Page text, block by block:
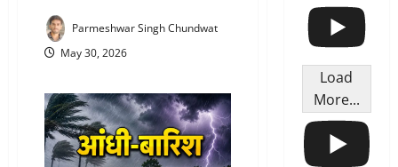
Parmeshwar Singh Chundwat
May 30, 2026
Load
More...